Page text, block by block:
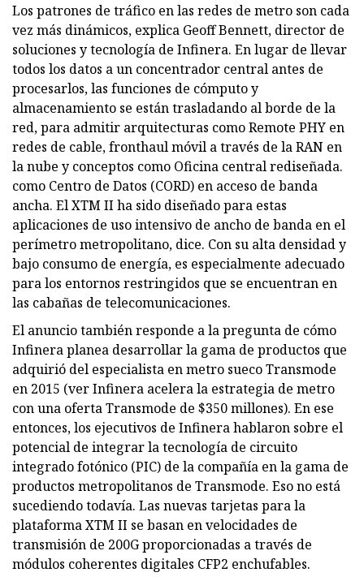
Los patrones de tráfico en las redes de metro son cada
vez más dinámicos, explica Geoff Bennett, director de
soluciones y tecnología de Infinera. En lugar de llevar
todos los datos a un concentrador central antes de
procesarlos, las funciones de cómputo y
almacenamiento se están trasladando al borde de la
red, para admitir arquitecturas como Remote PHY en
redes de cable, fronthaul móvil a través de la RAN en
la nube y conceptos como Oficina central rediseñada.
como Centro de Datos (CORD) en acceso de banda
ancha. El XTM II ha sido diseñado para estas
aplicaciones de uso intensivo de ancho de banda en el
perímetro metropolitano, dice. Con su alta densidad y
bajo consumo de energía, es especialmente adecuado
para los entornos restringidos que se encuentran en
las cabañas de telecomunicaciones.
El anuncio también responde a la pregunta de cómo
Infinera planea desarrollar la gama de productos que
adquirió del especialista en metro sueco Transmode
en 2015 (ver Infinera acelera la estrategia de metro
con una oferta Transmode de $350 millones). En ese
entonces, los ejecutivos de Infinera hablaron sobre el
potencial de integrar la tecnología de circuito
integrado fotónico (PIC) de la compañía en la gama de
productos metropolitanos de Transmode. Eso no está
sucediendo todavía. Las nuevas tarjetas para la
plataforma XTM II se basan en velocidades de
transmisión de 200G proporcionadas a través de
módulos coherentes digitales CFP2 enchufables.